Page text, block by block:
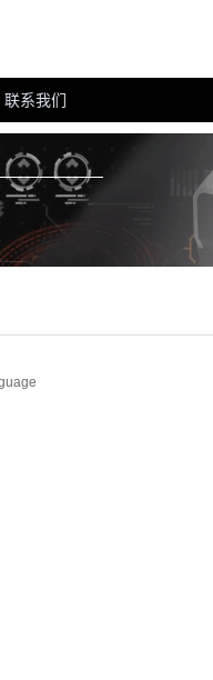
联系我们